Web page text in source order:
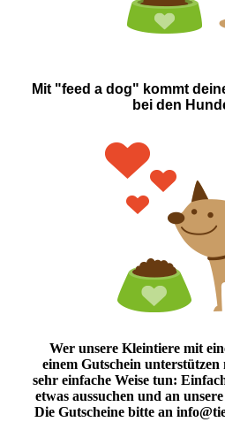
Mit "feed a dog" kommt
bei den
Wer unsere Kleintiere mit
einem Gutschein unterstützen
sehr einfache Weise tun:
etwas aussuchen und an
Die Gutscheine bitte an